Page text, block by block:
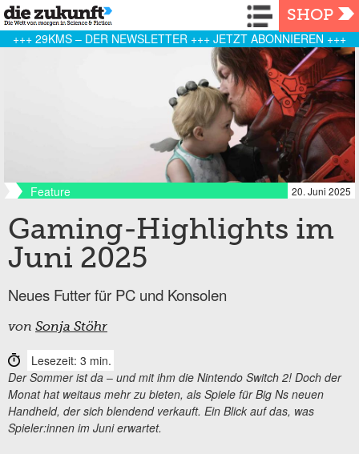
Navigation
SHOP
+++ 29KMS – DER NEWSLETTER +++ JETZT ABONNIEREN +++
Feature 20. Juni 2025
Gaming-Highlights im
Juni 2025
Neues Futter für PC und Konsolen
von Sonja Stöhr
Lesezeit: 3 min.
Der Sommer ist da ‒ und mit ihm die Nintendo Switch 2! Doch der
Monat hat weitaus mehr zu bieten, als Spiele für Big Ns neuen
Handheld, der sich blendend verkauft. Ein Blick auf das, was
Spieler:innen im Juni erwartet.